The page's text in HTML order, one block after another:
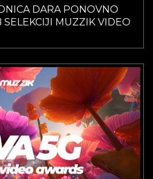
DARA PONOVNO
MUZZIK VIDEO